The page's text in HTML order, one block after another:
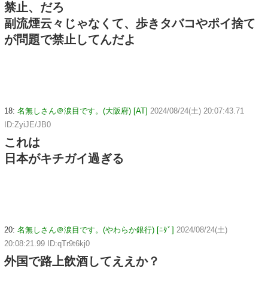
禁止、だろ
副流煙云々じゃなくて、歩きタバコやポイ捨て
が問題で禁止してんだよ
18: 名無しさん＠涙目です。(大阪府) [AT] 2024/08/24(土) 20:07:43.71
ID:ZyiJE/JB0
これは
日本がキチガイ過ぎる
20: 名無しさん＠涙目です。(やわらか銀行) [ﾆﾀﾞ] 2024/08/24(土)
20:08:21.99 ID:qTr9t6kj0
外国で路上飲酒してええか？